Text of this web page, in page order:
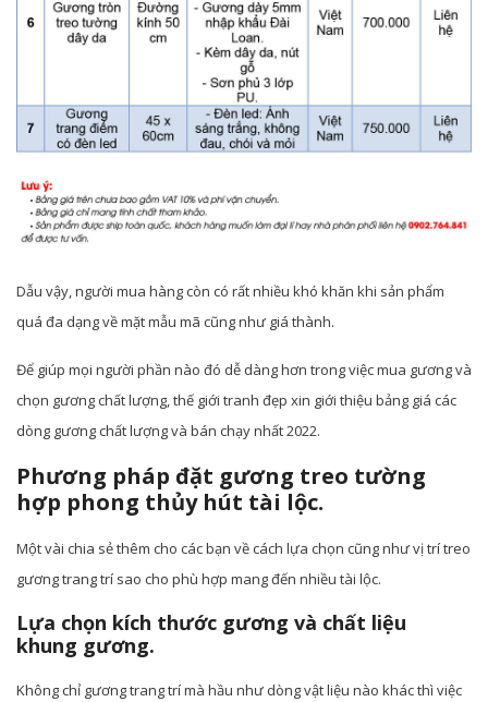
Dẫu vậy, người mua hàng còn có rất nhiều khó khăn khi sản phẩm
quá đa dạng về mặt mẫu mã cũng như giá thành.
Để giúp mọi người phần nào đó dễ dàng hơn trong việc mua gương và
chọn gương chất lượng, thế giới tranh đẹp xin giới thiệu bảng giá các
dòng gương chất lượng và bán chạy nhất 2022.
Phương pháp đặt gương treo tường
hợp phong thủy hút tài lộc.
Một vài chia sẻ thêm cho các bạn về cách lựa chọn cũng như vị trí treo
gương trang trí sao cho phù hợp mang đến nhiều tài lộc.
Lựa chọn kích thước gương và chất liệu
khung gương.
Không chỉ gương trang trí mà hầu như dòng vật liệu nào khác thì việc